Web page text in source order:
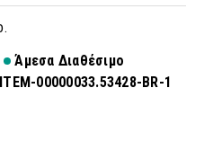
Άμεσα Διαθέσιμο
ITEM-00000033.53428-BR-1